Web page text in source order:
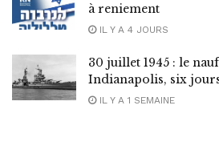
à reniement
IL Y A 4 JOURS
30 juillet 1945 : le
Indianapolis, six
IL Y A 1 SEMAINE